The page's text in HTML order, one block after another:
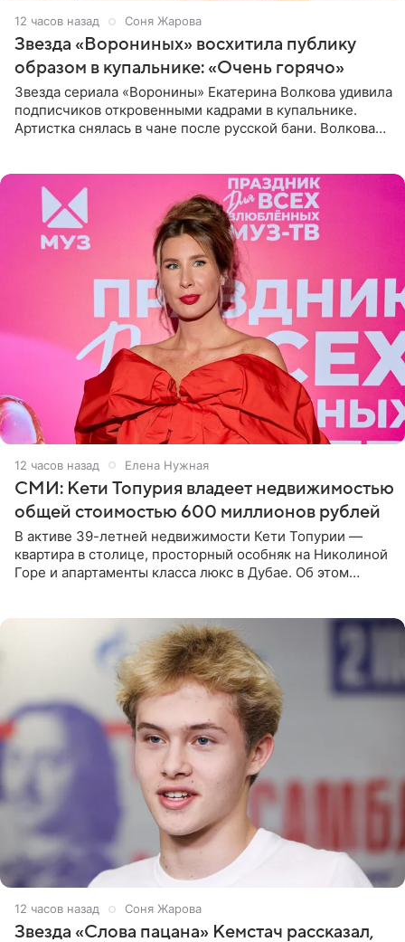
12 часов назад Соня Жарова
Звезда «Ворониных» восхитила публику
образом в купальнике: «Очень горячо»
Звезда сериала «Воронины» Екатерина Волкова удивила
подписчиков откровенными кадрами в купальнике.
Артистка снялась в чане после русской бани. Волкова
12 часов назад Елена Нужная
СМИ: Кети Топурия владеет недвижимостью
общей стоимостью 600 миллионов рублей
В активе 39-летней недвижимости Кети Топурии —
квартира в столице, просторный особняк на Николиной
Горе и апартаменты класса люкс в Дубае. Об этом
12 часов назад Соня Жарова
Звезда «Слова пацана» Кемстач рассказал,